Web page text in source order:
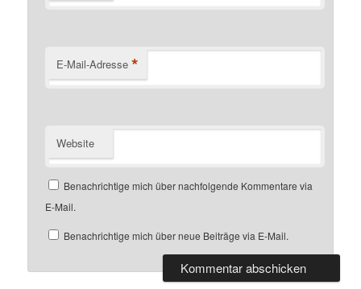
E-Mail-Adresse *
Website
Benachrichtige mich über nachfolgende Kommentare via
E-Mail.
Benachrichtige mich über neue Beiträge via E-Mail.